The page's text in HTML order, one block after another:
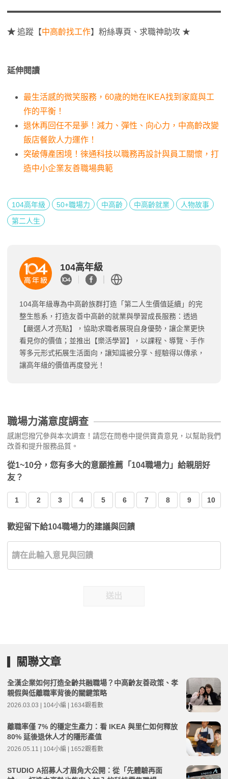
★ 追蹤【中高齡找工作】粉絲專頁、求職神助攻 ★
延伸閱讀
最生活感的微笑服務，60歲的她在IKEA找到家庭與工
作的平衡！
退休再回任不是夢！減力、彈性、向心力，中高齡改變
飯店餐飲人力運作！
突破傳產困境！徠通科技以職務再設計與員工關懷，打
造中小企業友善職場典範
104高年級 50+職場力 中高齡 中高齡就業
人物故事
第二人生
104高年級
104高年級專為中高齡族群打造「第二人生價值延續」的完
整生態系，打造友善中高齡的就業與學習成長服務：透過
【嚴選人才亮點】，協助求職者展現自身優勢，讓企業更快
看見你的價值；並推出【樂活學習】，以課程、導覽、手作
等多元形式拓展生活面向，讓知識被分享、經驗得以傳承，
讓高年級的價值再度發光！
職場力滿意度調查
感謝您撥冗參與本次調查！請您在問卷中提供寶貴意見，以幫助我們
改善和提升服務品質。
從1~10分，您有多大的意願推薦「104職場力」給親朋好
友？
1 2 3 4 5 6 7 8 9 10
歡迎留下給104職場力的建議與回饋
送出
關聯文章
全漢企業如何打造全齡共融職場？中高齡友善政策、孝
親假與低離職率背後的關鍵策略
2026.03.03 | 104小編 | 1634觀看數
離職率僅 7% 的穩定生產力：看 IKEA 與里仁如何釋放
80% 延後退休人才的隱形產值
2026.05.11 | 104小編 | 1652觀看數
STUDIO A招募人才眉角大公開：從「先體驗再面